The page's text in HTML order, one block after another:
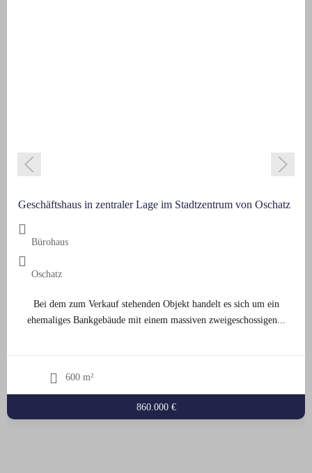
Geschäftshaus in zentraler Lage im Stadtzentrum von Oschatz
Bürohaus
Oschatz
Bei dem zum Verkauf stehenden Objekt handelt es sich um ein
ehemaliges Bankgebäude mit einem massiven zweigeschossigen...
600 m²
860.000 €